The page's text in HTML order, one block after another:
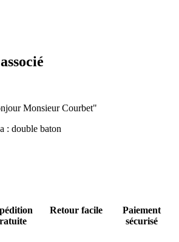
Monsieur Courbet"
: double baton
Retour facile
Paiement
sécurisé